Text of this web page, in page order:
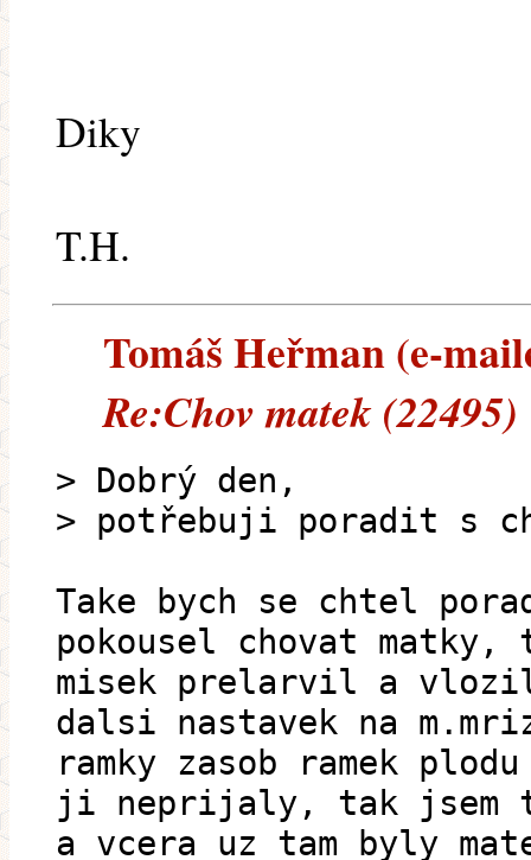
Diky
T.H.
Tomáš Heřman (e-
Re:Chov matek (22495)
> Dobrý den,
> potřebuji poradit s
Take bych se chtel
pokousel chovat matky,
misek prelarvil a
dalsi nastavek na
ramky zasob ramek
ji neprijaly, tak jsem
a vcera uz tam byly